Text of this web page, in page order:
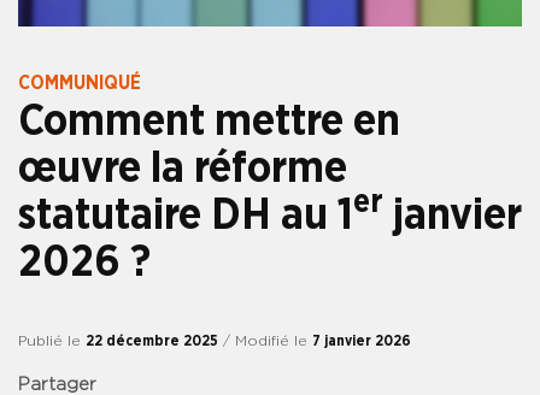
COMMUNIQUÉ
Comment mettre en
œuvre la réforme
statutaire DH au 1 er janvier
2026 ?
Publié le 22 décembre 2025 / Modifié le 7 janvier 2026
Partager